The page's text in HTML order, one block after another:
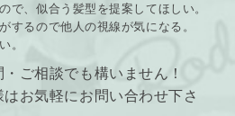
で、似合う髪型を提案してほしい。
するので他人の視線が気になる。
。
ご相談でも構いません！
お気軽にお問い合わせ下さ